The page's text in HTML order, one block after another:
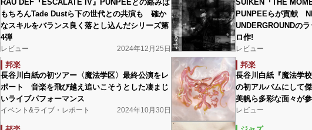
RAU DEF『ESCALATE IV』PUNPEEとの絡みは
もちろんTade Dustら下の世代との共演も 確か
なスキルをバランス良く落とし込んだシリーズ第
4弾
レビュー 2024年12月25日
SUIKEN『THE
PUNPEEらが貢献
UNDERGROUNDの
ロ作!
レビュー
邦楽
長谷川白紙の初ツアー〈魔法学区〉最終公演をレ
ポート 音楽を飛び越え追いこそうとした凄まじ
いライブパフォーマンス
イベント&ライブ・レポート 2024年10月30日
邦楽
長谷川白紙『魔法学
の初アルバムにして
美帆ら多彩な面々が
レビュー